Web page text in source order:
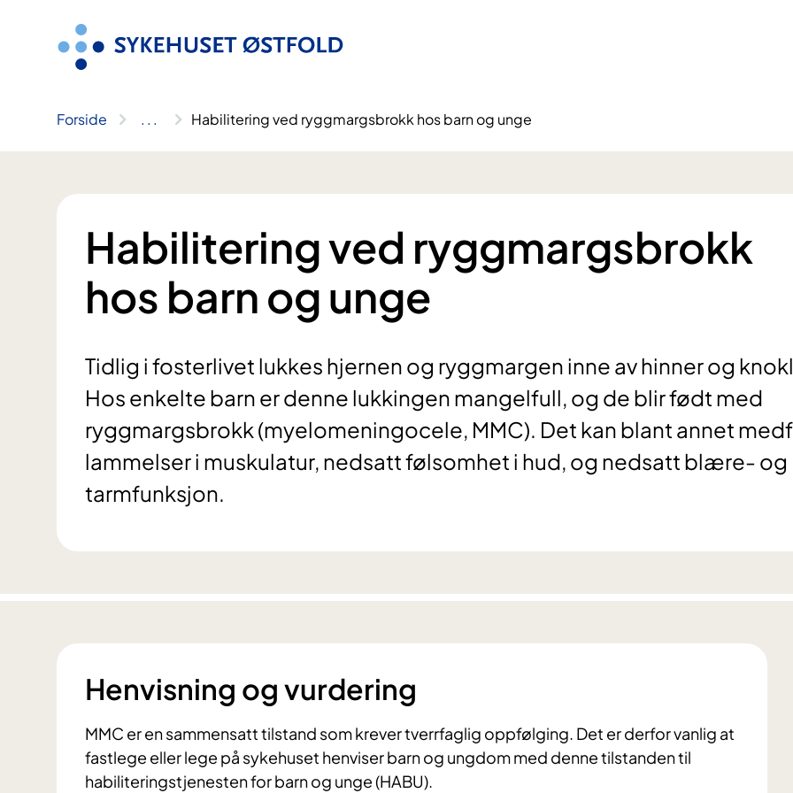
Forside .. . Habilitering ved ryggmargsbrokk hos barn og unge
Habilitering ved ryggmargsbrokk
hos barn og unge
Tidlig i fosterlivet lukkes hjernen og ryggmargen inne av hinner og
Hos enkelte barn er denne lukkingen mangelfull, og de blir født med
ryggmargsbrokk (myelomeningocele, MMC). Det kan blant annet
lammelser i muskulatur, nedsatt følsomhet i hud, og nedsatt blære- og
tarmfunksjon.
Henvisning og vurdering
MMC er en sammensatt tilstand som krever tverrfaglig oppfølging. Det er derfor vanlig at
fastlege eller lege på sykehuset henviser barn og ungdom med denne tilstanden til
habiliteringstjenesten for barn og unge (HABU).